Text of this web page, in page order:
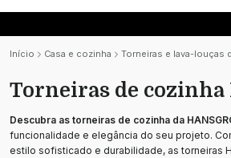
Início Casa e cozinha Torneiras e lava-louças
Torneiras de cozinha
Descubra as torneiras de cozinha da
funcionalidade e elegância do seu projeto.
estilo sofisticado e durabilidade, as torneiras